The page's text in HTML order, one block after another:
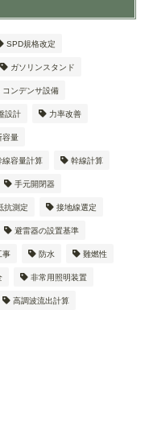
SPD規格改定
ガソリンスタンド
コンデンサ設備
設計 力率改善
容量
線容量計算 幹線計算
手元開閉器
抗測定 接地線選定
避雷器の設置基準
事 防水 難燃性
非常用照明装置
高調波流出計算